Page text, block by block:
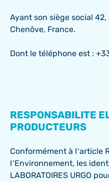
Ayant son siège social
Chenôve, France.
Dont le téléphone est :
RESPONSABILITE
PRODUCTEURS
Conformément à l’article
l’Environnement, les
LABORATOIRES URGO